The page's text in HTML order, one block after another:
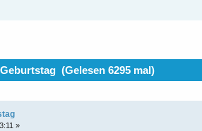
(Gelesen 6295 mal)
»